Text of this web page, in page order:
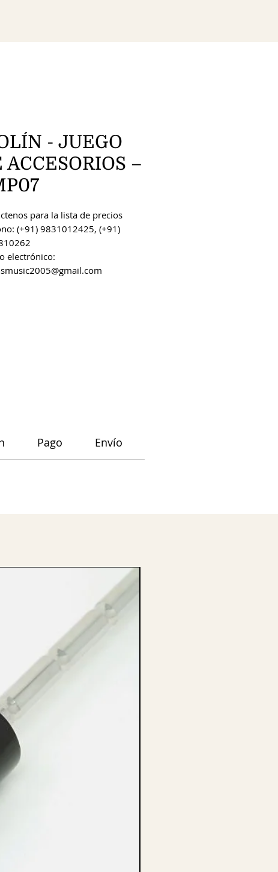
- JUEGO
ACCESORIOS –
para la lista de precios
(+91) 9831012425, (+91)
electrónico:
Pago Envío